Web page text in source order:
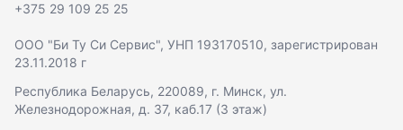
+375 29 109 25 25
ООО "Би Ту Си Сервис", УНП 193170510, зарегистрирован
23.11.2018 г
Республика Беларусь, 220089, г. Минск, ул.
Железнодорожная, д. 37, каб.17 (3 этаж)